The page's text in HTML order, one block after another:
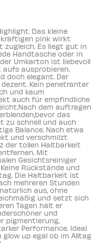
Das kleine
kräftigen pink wirkt
zugleich. Es liegt gut in
Handtasche oder in
Umkarton ist liebevoll
ausprobieren.
doch elegant. Der
Kein penetranter
und kaum
auch für empfindliche
dem auftragen
das
zu schnell und auch
Balance. Nach etwa
und verschmilzt
der tollen Haltbarkeit
Mit
Gesichtsreiniger
Rückstände und
Die Haltbarkeit ist
mehreren Stunden
aus, ohne
und setzt sich
Tagen hält er
und
pigmentierung,
Performance. Ideal
up egal ob im Alltag